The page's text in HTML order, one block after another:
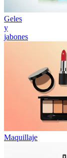
Geles
y
jabones
Maquillaje